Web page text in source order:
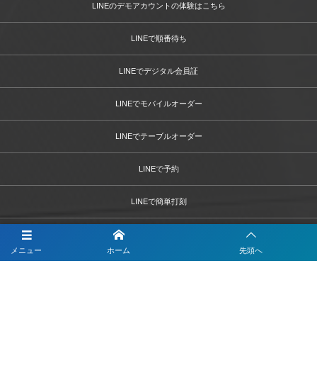
メニュー ホーム 先頭へ
LINEのデモアカウントの体験はこちら
LINEで順番待ち
LINEでデジタル会員証
LINEでモバイルオーダー
LINEでテーブルオーダー
LINEで予約
LINEで簡単打刻